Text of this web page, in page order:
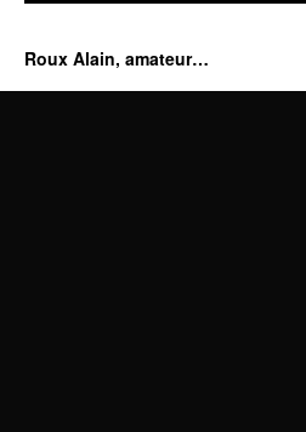
Roux Alain, amateur…